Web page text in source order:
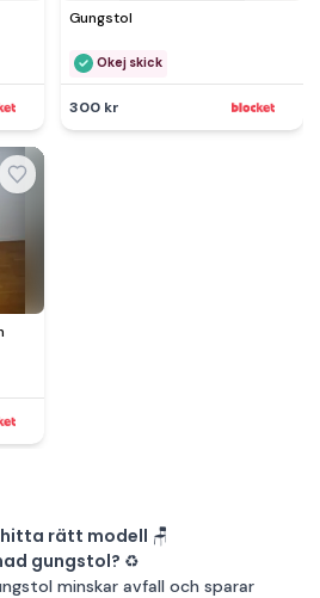
Gungstol
Okej skick
300 kr
rätt modell 🪑
gungstol? ♻️
minskar avfall och sparar